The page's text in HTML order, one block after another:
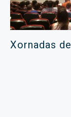
Xornadas